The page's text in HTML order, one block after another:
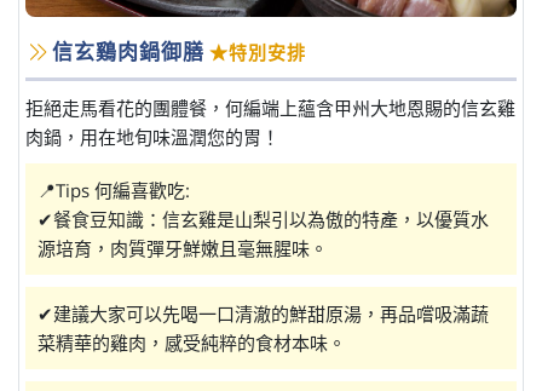
信玄鷄肉鍋御膳 ★特別安排
拒絕走馬看花的團體餐，何編端上蘊含甲州大地恩賜的信玄雞
肉鍋，用在地旬味溫潤您的胃！
📍Tips 何編喜歡吃:
✔餐食豆知識：信玄雞是山梨引以為傲的特產，以優質水
源培育，肉質彈牙鮮嫩且毫無腥味。
✔建議大家可以先喝一口清澈的鮮甜原湯，再品嚐吸滿蔬
菜精華的雞肉，感受純粹的食材本味。